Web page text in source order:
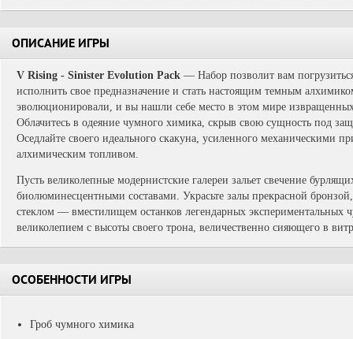
ОПИСАНИЕ ИГРЫ
V Rising - Sinister Evolution Pack — Набор позволит вам
исполнить свое предназначение и стать настоящим темным
эволюционировали, и вы нашли себе место в этом мире
Облачитесь в одеяние чумного химика, скрыв свою сущность под
Оседлайте своего идеального скакуна, усиленного механическими
алхимическим топливом.
Пусть великолепные модернистские галереи зальет свечение
биолюминесцентными составами. Украсьте залы прекрасной
стеклом — вместилищем останков легендарных экспериментальных
великолепием с высоты своего трона, величественно сияющего в
ОСОБЕННОСТИ ИГРЫ
Гроб чумного химика